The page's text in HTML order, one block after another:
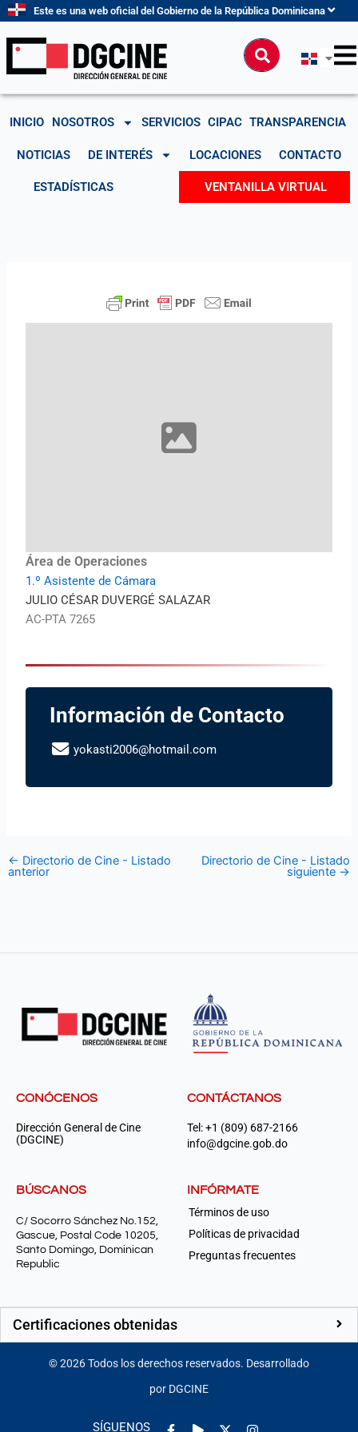
contenido
Este es una web oficial del Gobierno de la República Dominicana
Buscar
INICIO NOSOTROS SERVICIOS CIPAC TRANSPARENCIA
NOTICIAS DE INTERÉS LOCACIONES CONTACTO
ESTADÍSTICAS VENTANILLA VIRTUAL
Área de Operaciones
1.º Asistente de Cámara
JULIO CÉSAR DUVERGÉ SALAZAR
AC-PTA 7265
Información de Contacto
yokasti2006@hotmail.com
← Directorio de Cine - Listado
anterior
Directorio de Cine - Listado
siguiente →
CONÓCENOS
Dirección General de Cine
(DGCINE)
CONTÁCTANOS
Tel: +1 (809) 687-2166
info@dgcine.gob.do
BÚSCANOS
C/ Socorro Sánchez No.152,
Gascue, Postal Code 10205,
Santo Domingo, Dominican
Republic
INFÓRMATE
Términos de uso
Políticas de privacidad
Preguntas frecuentes
Certificaciones obtenidas
©2026Todos los derechos reservados. Desarrollado
por DGCINE
SÍGUENOS
Facebook-
Play Instagram